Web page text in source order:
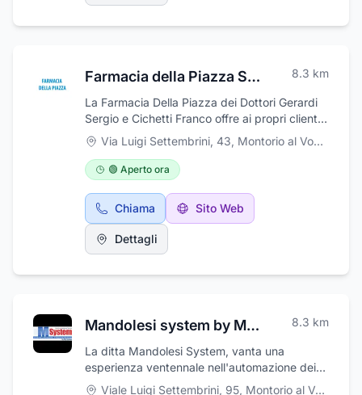
Farmacia della Piazza Snc 8.3 km
La Farmacia Della Piazza dei Dottori Gerardi
Sergio e Cichetti Franco offre ai propri clienti
un'ampia scelta di prodotti per la cura della
persona. Presso il punto vendita potrete
trovare alimenti per i celiaci, prodotti di
erboristeria, prodotti per l'igiene, farmaci da
banco e cosmetici. La farmacia propone
inoltre pannolini, alimenti ed altri articoli per
l'infanzia. Accanto a tutto questo il negozio
offre servizi di autoanalisi, l'holter pressorio ed
elettromedicali. Per visionare turni farmacia:
Via Luigi Settembrini, 43, Montorio al Vomano
🟢 Aperto ora
Chiama Sito Web
Dettagli
Mandolesi system by My System srls 8.3 km
La ditta Mandolesi System, vanta una
esperienza ventennale nell'automazione dei
punti vendita. Produciamo ed installiamo
Viale Luigi Settembrini, 95, Montorio al Vomano